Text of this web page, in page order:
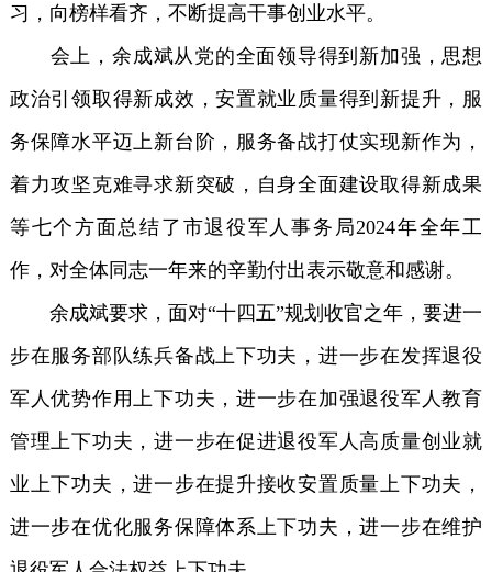
习，向榜样看齐，不断提高干事创业水平。
会上，余成斌从党的全面领导得到新加强，思想
政治引领取得新成效，安置就业质量得到新提升，服
务保障水平迈上新台阶，服务备战打仗实现新作为，
着力攻坚克难寻求新突破，自身全面建设取得新成果
等七个方面总结了市退役军人事务局2024年全年工
作，对全体同志一年来的辛勤付出表示敬意和感谢。
余成斌要求，面对“十四五”规划收官之年，要进一
步在服务部队练兵备战上下功夫，进一步在发挥退役
军人优势作用上下功夫，进一步在加强退役军人教育
管理上下功夫，进一步在促进退役军人高质量创业就
业上下功夫，进一步在提升接收安置质量上下功夫，
进一步在优化服务保障体系上下功夫，进一步在维护